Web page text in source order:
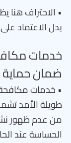
• الاحتراف هنا
بدل الاعتماد
خدمات
ضمان حماية
• خدمات
طويلة الأمد
من عدم ظهور
الحساسة عند